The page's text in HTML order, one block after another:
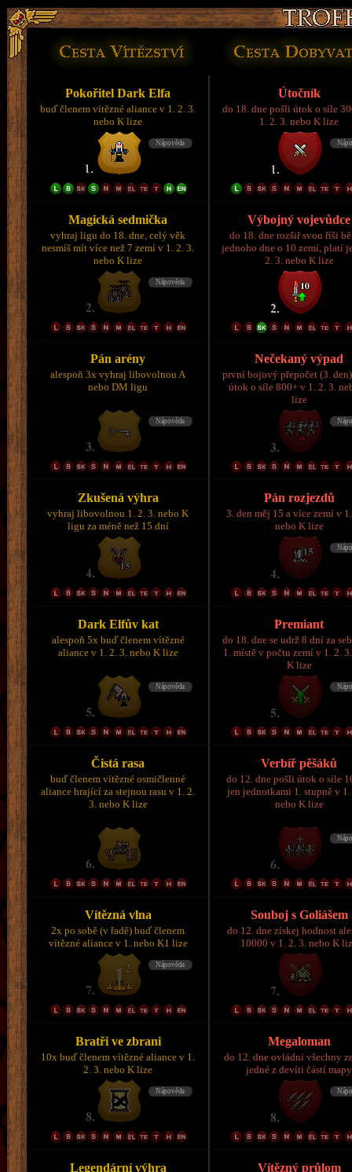
Pokořitel Dark Elfa
buď členem vítězné aliance v 1. 2. 3.
nebo K lize
Útočník
do 18. dne pošli útok o síle
1. 2. 3. nebo K lize
Magická sedmička
vyhraj ligu do 18. dne, celý věk
nesmíš mít více než 7 zemí v 1. 2. 3.
nebo K lize
Výbojný vojevůdce
do 18. dne rozšiř svou říši
jednoho dne o 10 zemí, platí
2. 3. nebo K lize
Pán arény
alespoň 3x vyhraj libovolnou A
nebo DM ligu
Nečekaný výpad
první bojový přepočet (3.
útok o síle 800+ v 1. 2. 3.
lize
Zkušená výhra
vyhraj libovolnou 1. 2. 3. nebo K
ligu za méně než 15 dní
Pán rozjezdů
3. den měj 15 a více zemí v
nebo K lize
Dark Elfův kat
alespoň 5x buď členem vítězné
aliance v 1. 2. 3. nebo K lize
Premiant
do 18. dne se udrž 8 dní za
1. místě v počtu zemí v 1. 2.
K lize
Čistá rasa
buď členem vítězné osmičlenné
aliance hrající za stejnou rasu v 1. 2.
3. nebo K lize
Verbíř pěšáků
do 12. dne pošli útok o síle
jen jednotkami 1. stupně v 1.
nebo K lize
Vítězná vlna
2x po sobě (v řadě) buď členem
vítězné aliance v 1. nebo K1 lize
Souboj s Goliášem
do 12. dne získej hodnost
10000 v 1. 2. 3. nebo K
Bratři ve zbrani
10x buď členem vítězné aliance v 1.
2. 3. nebo K lize
Megaloman
do 12. dne ovládni všechny
jedné z devíti částí mapy
Legendární výhra Vítězný průlom